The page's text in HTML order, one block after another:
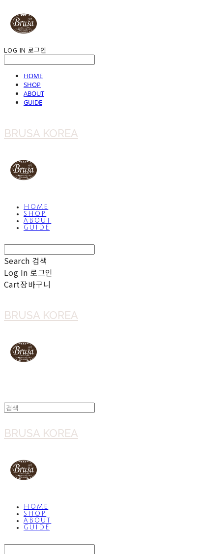
LOG IN 로그인
HOME
SHOP
ABOUT
GUIDE
BRUSA KOREA
HOME
SHOP
ABOUT
GUIDE
Search 검색
Log In 로그인
Cart장바구니
BRUSA KOREA
BRUSA KOREA
HOME
SHOP
ABOUT
GUIDE